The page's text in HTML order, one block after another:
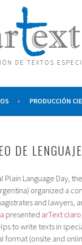
DE TEXTOS
PRODUCCIÓN
DE
Language Day,
organized a
and lawyers,
presented arText claro
to write texts in
format (onsite and